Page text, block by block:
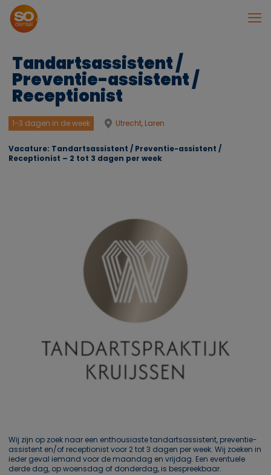
Tandartsassistent /
Preventie-assistent /
Receptionist
1-3 dagen in de week Utrecht, Laren
Vacature: Tandartsassistent / Preventie-assistent /
Receptionist – 2 tot 3 dagen per week
Wij zijn op zoek naar een enthousiaste tandartsassistent, preventie-
assistent en/of receptionist voor 2 tot 3 dagen per week. Wij zoeken in
ieder geval iemand voor de maandag en vrijdag. Een eventuele
derde dag, op woensdag of donderdag, is bespreekbaar.